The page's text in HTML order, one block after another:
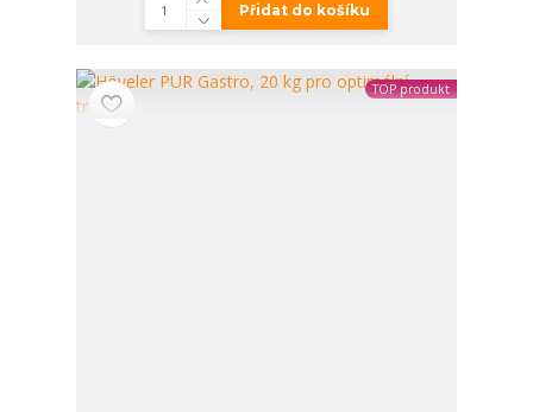
Přidat do košíku
TOP produkt